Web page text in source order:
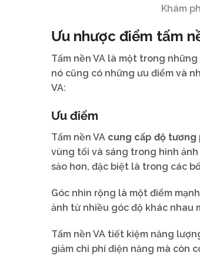
Khám
Ưu nhược điểm tấm
Tấm nền VA là một trong
nó cũng có những ưu điểm và
VA:
Ưu điểm
Tấm nền VA cung cấp độ tương
vùng tối và sáng trong hình
sảo hơn, đặc biệt là trong các
Góc nhìn rộng là một điểm
ảnh từ nhiều góc độ khác nhau
Tấm nền VA tiết kiệm năng
giảm chi phí điện năng mà còn